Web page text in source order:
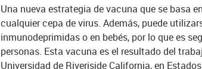
Una nueva estrategia de vacuna que se basa
cualquier cepa de virus. Además, puede
inmunodeprimidas o en bebés, por lo que es
personas. Esta vacuna es el resultado del
Universidad de Riveriside California, en